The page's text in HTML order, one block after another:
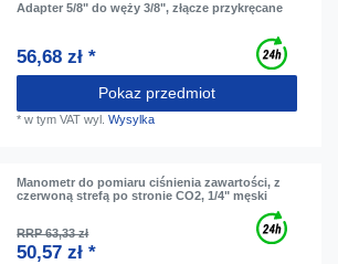
Adapter 5/8" do węży 3/8", złącze przykręcane
56,68 zł *
Pokaz przedmiot
*w tym VAT wyl.Wysylka
Manometr do pomiaru ciśnienia zawartości, z
czerwoną strefą po stronie CO2, 1/4" męski
RRP 63,33 zł
50,57 zł *